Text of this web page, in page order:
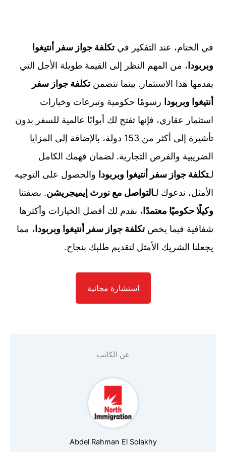
في الختام، عند التفكير فيتكلفة جواز سفر أنتيغوا
وبربودا ، من المهم النظر إلى القيمة طويلة الأجل التي
يقدمها هذا الاستثمار. بينما تتضمنتكلفة جواز سفر
أنتيغوا وبربودا رسومًا حكومية وتبرعات وخيارات
استثمار عقاري، فإنها تفتح لك أبوابًا عالمية للسفر بدون
تأشيرة إلى أكثر من 153 دولة، بالإضافة إلى المزايا
الضريبية والفرص التجارية. لضمان فهمك الكامل
لـتكلفة جواز سفر أنتيغوا وبربودا والحصول على التوجيه
الأمثل، ندعوك لـالتواصل مع نورث إيميجريشن. بصفتنا
وكيلًا حكوميًا معتمدًا ، نقدم لك أفضل الخيارات وأكثرها
شفافية فيما يخصتكلفة جواز سفر أنتيغوا وبربودا ، مما
يجعلنا الشريك الأمثل لتقديم طلبك بنجاح.
استشارة مجانية
عن الكاتب
Abdel Rahman El Solakhy